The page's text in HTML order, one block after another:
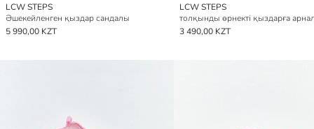
LCW STEPS
Әшекейленген қыздар сандалы
5 990,00 KZT
LCW STEPS
3 490,00 KZT